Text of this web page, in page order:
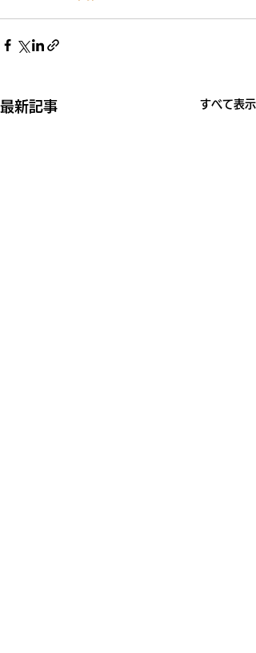
最新記事 すべて表示